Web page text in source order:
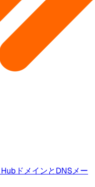
ドメインとDNSメー